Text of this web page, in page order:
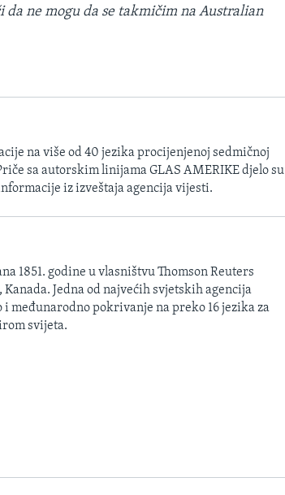
ne mogu da se takmičim na Australian
na više od 40 jezika procijenjenoj sedmičnoj
sa autorskim linijama GLAS AMERIKE djelo su
iz izveštaja agencija vijesti.
1851. godine u vlasništvu Thomson Reuters
Jedna od najvećih svjetskih agencija
međunarodno pokrivanje na preko 16 jezika za
svijeta.